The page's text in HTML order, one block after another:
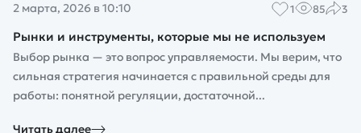
2 марта, 2026 в 10:10 1 85 3
Рынки и инструменты, которые мы не используем
Выбор рынка — это вопрос управляемости. Мы верим, что
сильная стратегия начинается с правильной среды для
работы: понятной регуляции, достаточной...
Читать далее